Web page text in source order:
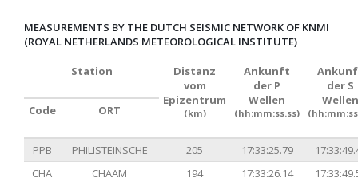
MEASUREMENTS BY THE DUTCH SEISMIC NETWORK OF KNMI
(ROYAL NETHERLANDS METEOROLOGICAL INSTITUTE)
Station
Distanz
vom
Epizentrum
(km)
Ankunft
der P
Wellen
(hh:mm:ss.ss)
der S
Wellen
Code ORT
PPB PHILISTEINSCHE 205 17:33:25.79
CHA
CHAAM 194 17:33:26.14